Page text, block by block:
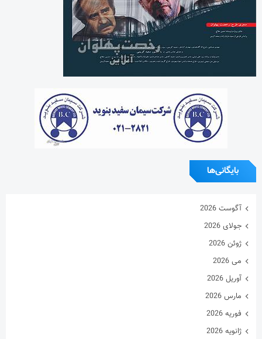
بایگانی‌ها
آگوست 2026
جولای 2026
ژوئن 2026
می 2026
آوریل 2026
مارس 2026
فوریه 2026
ژانویه 2026